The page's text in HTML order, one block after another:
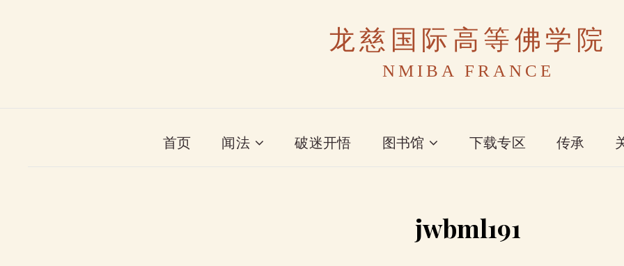
龙慈国际高等佛学院
NMIBA FRANCE
首页 闻法 破迷开悟 图书馆 下载专区 传承
jwbml191